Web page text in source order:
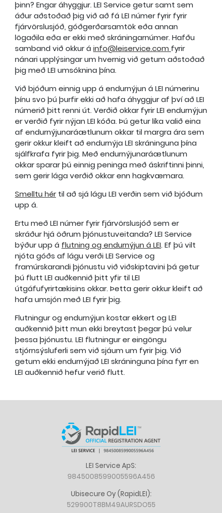
þinn? Engar áhyggjur. LEI Service getur samt sem
áður aðstoðað þig við að fá LEI númer fyrir fyrir
fjárvörslusjóð, góðgerðarsamtök eða annan
lögaðila eða er ekki með skráningarnúmer. Hafðu
samband við okkur á info@leiservice.com fyrir
nánari upplýsingar um hvernig við getum aðstoðað
þig með LEI umsóknina þína.
Við bjóðum einnig upp á endurnýjun á LEI númerinu
þínu svo þú þurfir ekki að hafa áhyggjur af því að LEI
númerið þitt renni út. Verðið okkar fyrir LEI endurnýjun
er verðið fyrir nýjan LEI kóða. Þú getur líka valið eina
af endurnýjunaráætlunum okkar til margra ára sem
gerir okkur kleift að endurnýja LEI skráninguna þína
sjálfkrafa fyrir þig. Með endurnýjunaráætlunum
okkar sparar þú einnig peninga með áskriftinni þinni,
sem gerir lága verðið okkar enn hagkvæmara.
Smelltu hértil að sjá lágu LEI verðin sem við bjóðum
upp á.
Ertu með LEI númer fyrir fjárvörslusjóð sem er
skráður hjá öðrum þjónustuveitanda? LEI Service
býður upp á flutning og endurnýjun á LEI. Ef þú vilt
njóta góðs af lágu verði LEI Service og
framúrskarandi þjónustu við viðskiptavini þá getur
þú flutt LEI auðkennið þitt yfir til LEI
útgáfufyrirtækisins okkar. Þetta gerir okkur kleift að
hafa umsjón með LEI fyrir þig.
Flutningur og endurnýjun kostar ekkert og LEI
auðkennið þitt mun ekki breytast þegar þú velur
þessa þjónustu. LEI flutningur er eingöngu
stjórnsýsluferli sem við sjáum um fyrir þig. Við
getum ekki endurnýjað LEI skráninguna þína fyrr en
LEI auðkennið hefur verið flutt.
LEI Service ApS:
9845008599005596A456
Ubisecure Oy (RapidLEI):
529900T8BM49AURSDO55